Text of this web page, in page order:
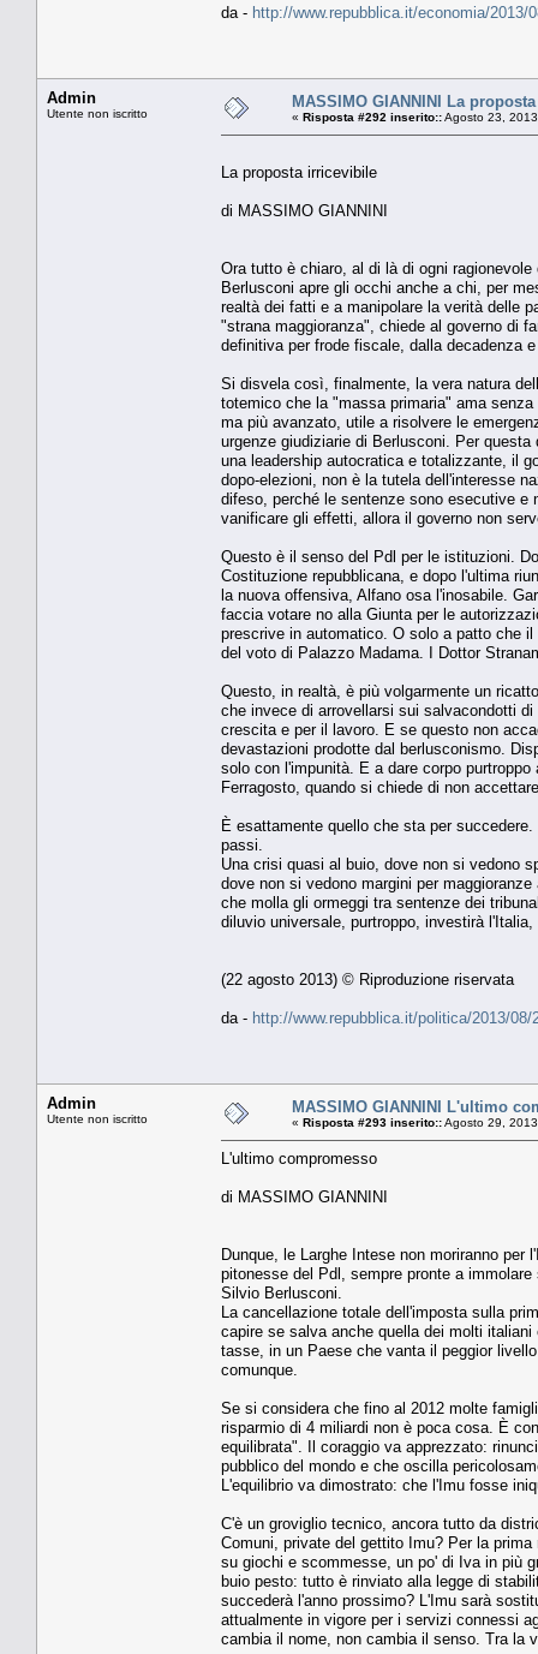
da - http://www.repubblica.it/economia/2013/
Admin
Utente non iscritto
MASSIMO GIANNINI La
« Risposta #292 inserito::Agosto 23,
La proposta irricevibile
di MASSIMO GIANNINI
Ora tutto è chiaro, al di là di ogni
Berlusconi apre gli occhi anche a chi, per
realtà dei fatti e a manipolare la verità delle
"strana maggioranza", chiede al governo di
definitiva per frode fiscale, dalla decadenza
Si disvela così, finalmente, la vera natura
totemico che la "massa primaria" ama
ma più avanzato, utile a risolvere le
urgenze giudiziarie di Berlusconi. Per
una leadership autocratica e totalizzante, il
dopo-elezioni, non è la tutela dell'interesse
difeso, perché le sentenze sono esecutive e
vanificare gli effetti, allora il governo non
Questo è il senso del Pdl per le istituzioni.
Costituzione repubblicana, e dopo l'ultima
la nuova offensiva, Alfano osa l'inosabile.
faccia votare no alla Giunta per le
prescrive in automatico. O solo a patto che
del voto di Palazzo Madama. I Dottor
Questo, in realtà, è più volgarmente un
che invece di arrovellarsi sui salvacondotti
crescita e per il lavoro. E se questo non
devastazioni prodotte dal berlusconismo.
solo con l'impunità. E a dare corpo
Ferragosto, quando si chiede di non
È esattamente quello che sta per
passi.
Una crisi quasi al buio, dove non si vedono
dove non si vedono margini per
che molla gli ormeggi tra sentenze dei
diluvio universale, purtroppo, investirà
(22 agosto 2013) © Riproduzione riservata
da - http://www.repubblica.it/politica/2013/
Admin
Utente non iscritto
MASSIMO GIANNINI L'ultimo
« Risposta #293 inserito::Agosto 29,
L'ultimo compromesso
di MASSIMO GIANNINI
Dunque, le Larghe Intese non moriranno
pitonesse del Pdl, sempre pronte a
Silvio Berlusconi.
La cancellazione totale dell'imposta sulla
capire se salva anche quella dei molti
tasse, in un Paese che vanta il peggior
comunque.
Se si considera che fino al 2012 molte
risparmio di 4 miliardi non è poca cosa. È
equilibrata". Il coraggio va apprezzato:
pubblico del mondo e che oscilla
L'equilibrio va dimostrato: che l'Imu fosse
C'è un groviglio tecnico, ancora tutto da
Comuni, private del gettito Imu? Per la
su giochi e scommesse, un po' di Iva in più
buio pesto: tutto è rinviato alla legge di
succederà l'anno prossimo? L'Imu sarà
attualmente in vigore per i servizi connessi
cambia il nome, non cambia il senso. Tra la